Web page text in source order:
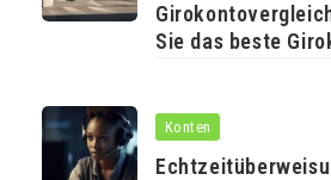
Sie das beste
Konten